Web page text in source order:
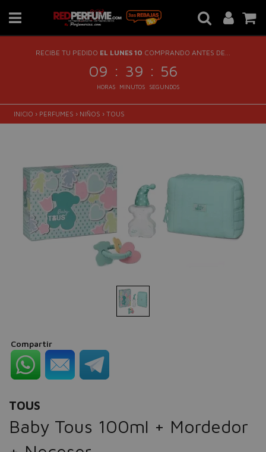
RECIBE TU PEDIDO EL LUNES 10 COMPRANDO ANTES DE...
09 : 39 : 55
HORAS MINUTOS SEGUNDOS
INICIO › PERFUMES › NIÑOS › TOUS
Compartir
TOUS
Baby Tous 100ml + Mordedor